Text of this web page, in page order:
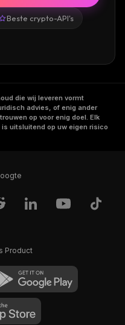
Beste crypto-API's
die wij leveren vormt
advies, of enig ander
op voor enig doel. Elk
uitsluitend op uw eigen risico
Product